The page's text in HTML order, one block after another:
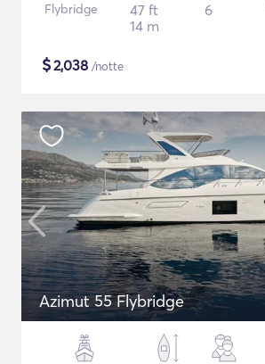
Flybridge
47 ft
14 m
6
$2,038 /notte
Azimut 55 Flybridge